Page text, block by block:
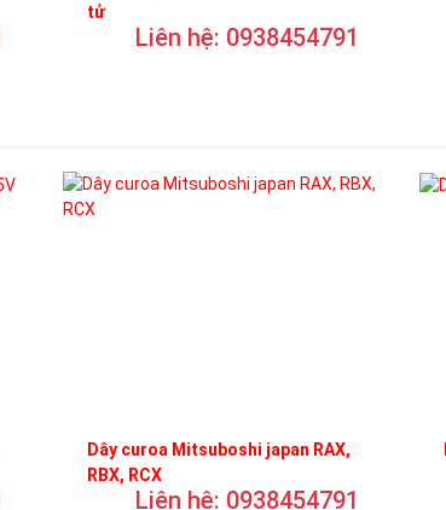
tử
Liên hệ: 0938454791
Dây curoa Mitsuboshi japan RAX,
RBX, RCX
Liên hệ: 0938454791